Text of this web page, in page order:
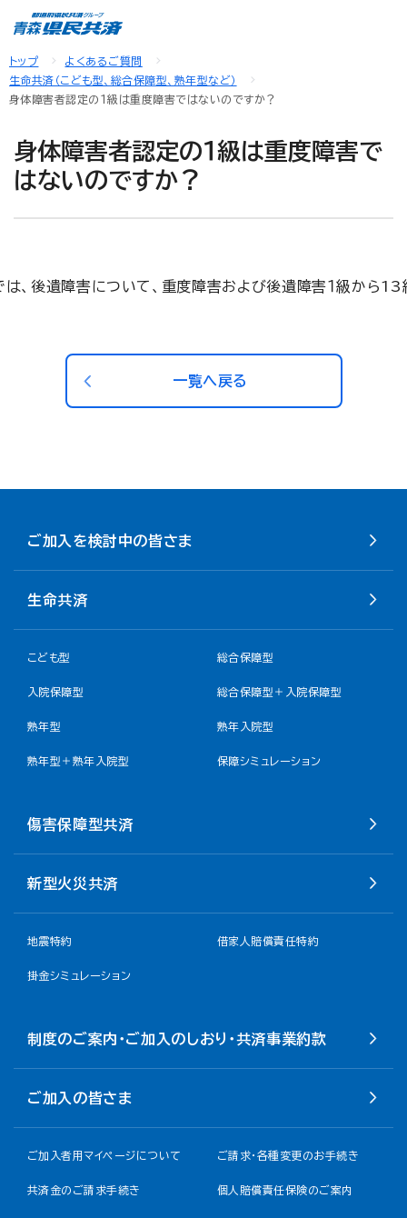
トップ
よくあるご質問
生命共済（こども型、総合保障型、熟年型など）
身体障害者認定の１級は重度障害ではないのですか？
身体障害者認定の１級は重度障害で
はないのですか？
後遺障害について、重度障害および後遺障害１級か
一覧へ戻る
ご加入を検討中の皆さま
生命共済
こども型 総合保障型
入院保障型 総合保障型＋入院保障型
熟年型 熟年入院型
熟年型＋熟年入院型 保障シミュレーション
傷害保障型共済
新型火災共済
地震特約 借家人賠償責任特約
掛金シミュレーション
制度のご案内・ご加入のしおり・共済事業約款
ご加入の皆さま
ご加入者用マイページについて ご請求・各種変更のお手続き
共済金のご請求手続き 個人賠償責任保険のご案内